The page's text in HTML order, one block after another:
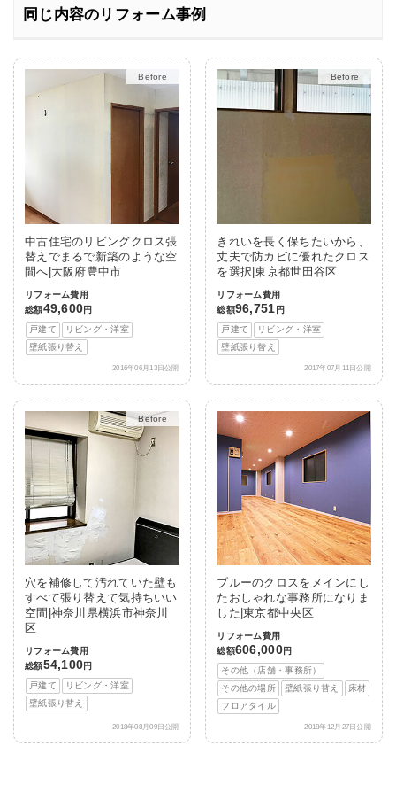
同じ内容のリフォーム事例
After
中古住宅のリビングクロス張
替えでまるで新築のような空
間へ|大阪府豊中市
リフォーム費用
総額49,600円
戸建て
リビング・洋室
壁紙張り替え
2016年06月13日公開
After
きれいを長く保ちたいから、
丈夫で防カビに優れたクロス
を選択|東京都世田谷区
リフォーム費用
総額96,751 円
戸建て
リビング・洋室
壁紙張り替え
2017年07月11日公開
After
穴を補修して汚れていた壁も
すべて張り替えて気持ちいい
空間|神奈川県横浜市神奈川
区
リフォーム費用
総額54,100円
戸建て
リビング・洋室
壁紙張り替え
2018年08月09日公開
ブルーのクロスをメインにし
たおしゃれな事務所になりま
した|東京都中央区
リフォーム費用
総額606,000円
その他（店舗・事務所）
その他の場所
壁紙張り替え
床材
フロアタイル
2018年12月27日公開